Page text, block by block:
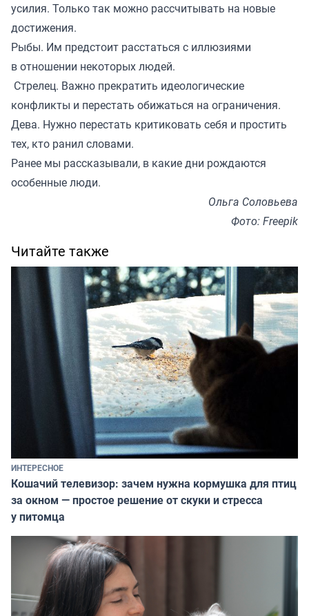
усилия. Только так можно рассчитывать на новые
достижения.
Рыбы. Им предстоит расстаться с иллюзиями
в отношении некоторых людей.
Стрелец. Важно прекратить идеологические
конфликты и перестать обижаться на ограничения.
Дева. Нужно перестать критиковать себя и простить
тех, кто ранил словами.
Ранее мы рассказывали, в какие дни рождаются
особенные люди.
Ольга Соловьева
Фото: Freepik
Читайте также
ИНТЕРЕСНОЕ
Кошачий телевизор: зачем нужна кормушка для птиц
за окном — простое решение от скуки и стресса
у питомца